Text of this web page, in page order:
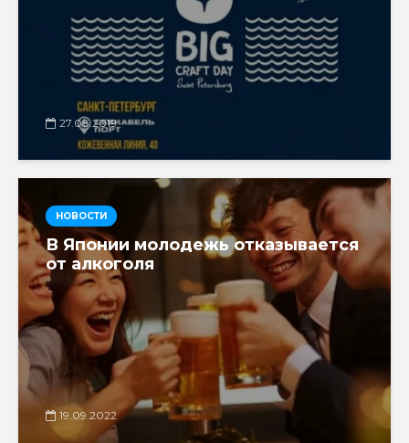
27.08.2019
НОВОСТИ
В Японии молодежь отказывается
от алкоголя
19.09.2022